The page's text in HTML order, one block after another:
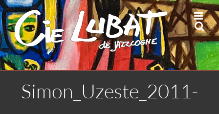
Passer
au
contenu
Simon_Uzeste_2011-